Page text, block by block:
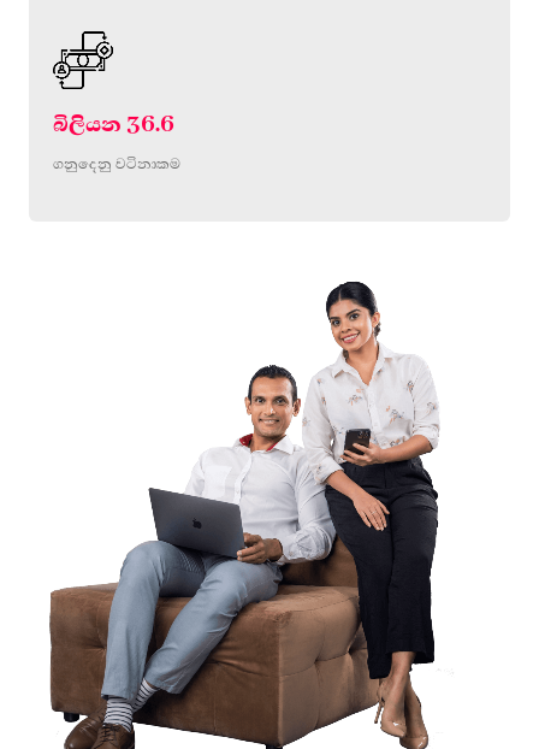
බිලියන 36.6
ගනුදෙනු වටිනාකම